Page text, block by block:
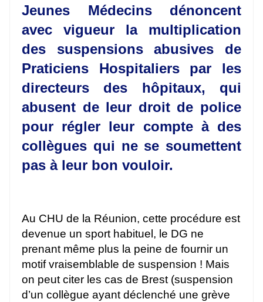
Jeunes Médecins dénoncent
avec vigueur la multiplication
des suspensions abusives de
Praticiens Hospitaliers par les
directeurs des hôpitaux, qui
abusent de leur droit de police
pour régler leur compte à des
collègues qui ne se soumettent
pas à leur bon vouloir.
Au CHU de la Réunion, cette procédure est
devenue un sport habituel, le DG ne
prenant même plus la peine de fournir un
motif vraisemblable de suspension ! Mais
on peut citer les cas de Brest (suspension
d’un collègue ayant déclenché une grève